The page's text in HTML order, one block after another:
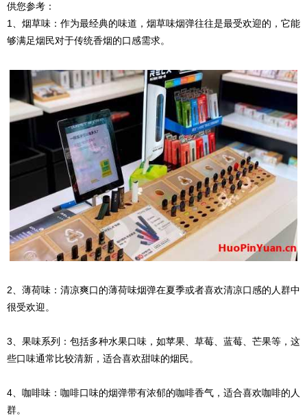
供您参考：
1、烟草味：作为最经典的味道，烟草味烟弹往往是最受欢迎的，它能
够满足烟民对于传统香烟的口感需求。
2、薄荷味：清凉爽口的薄荷味烟弹在夏季或者喜欢清凉口感的人群中
很受欢迎。
3、果味系列：包括多种水果口味，如苹果、草莓、蓝莓、芒果等，这
些口味通常比较清新，适合喜欢甜味的烟民。
4、咖啡味：咖啡口味的烟弹带有浓郁的咖啡香气，适合喜欢咖啡的人
群。